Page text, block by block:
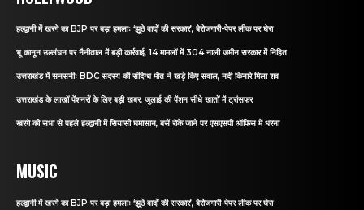
हल्द्वानी में खरगे का BJP पर बड़ा हमलाः ‘झूठे वादों की सरकार’, बेरोजगारी-पेपर लीक पर घेरा
भू कानून उल्लंघन पर नैनीताल में बड़ी कार्रवाई, 14 मामलों में 304 नाली जमीन सरकार में निहित
उत्तराखंड में सनसनीः BDC सदस्य की संदिग्ध मौत ने खड़े किए सवाल, नदी किनारे मिला शव
उत्तराखंड के लाखों पेंशनरों के लिए बड़ी खबर, जुलाई की पेंशन सीधे खातों में ट्रांसफर
खरगे की सभा से पहले हल्द्वानी में सियासी घमासान, बसें रोके जाने पर एसएसपी ऑफिस में धरना
MUSIC
हल्द्वानी में खरगे का BJP पर बड़ा हमलाः ‘झूठे वादों की सरकार’, बेरोजगारी-पेपर लीक पर घेरा